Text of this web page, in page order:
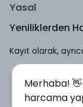
Yasal
Yeniliklerden
Kayıt olarak,
Merhaba!
harcama